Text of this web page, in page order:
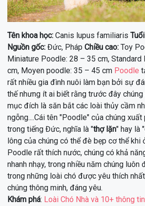
Tên khoa học: Canis lupus familiaris
Nguồn gốc: Đức, Pháp Chiều cao: Toy
Miniature Poodle: 28 – 35 cm,
cm, Moyen poodle: 35 – 45 cm Poodle
rất nhiều gia đình nuôi làm bạn bởi sự
thế nhưng ít ai biết rằng trước đây
mục đích là săn bắt các loài thủy cầm
ngỗng....Cái tên "Poodle" của chúng
trong tiếng Đức, nghĩa là "thợ lặn" hay là "
lông của chúng có thể đè bẹp cơ thể khi
Poodle rất thích nước, chúng có khả
nhanh nhạy, trong nhiều năm chúng luôn
trong những loài chó được yêu thích
chúng thông minh, đáng yêu.
Khám phá: Loài Chó Nhà và 10+ thông